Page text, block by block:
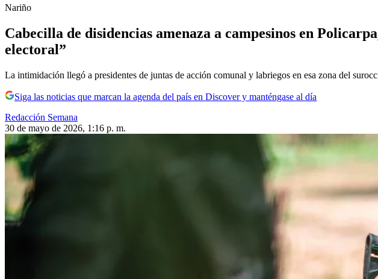
Nariño
Cabecilla de disidencias amenaza a campesinos en
electoral”
La intimidación llegó a presidentes de juntas de acción comunal y labriegos en esa zona del
Siga las noticias que marcan la agenda del país en Discover y manténgase al día
Redacción Semana
30 de mayo de 2026, 1:16 p. m.